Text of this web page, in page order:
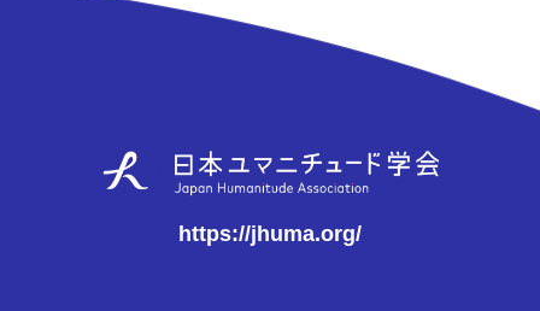
https://jhuma.org/